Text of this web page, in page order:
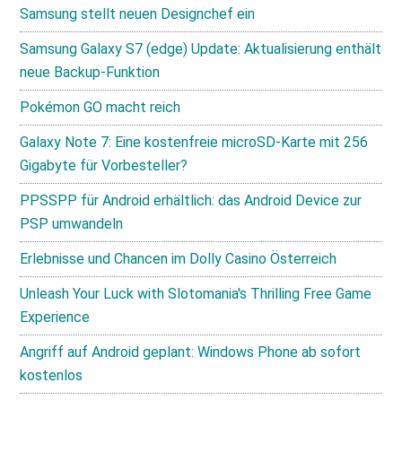
Samsung stellt neuen Designchef ein
Samsung Galaxy S7 (edge) Update: Aktualisierung enthält
neue Backup-Funktion
Pokémon GO macht reich
Galaxy Note 7: Eine kostenfreie microSD-Karte mit 256
Gigabyte für Vorbesteller?
PPSSPP für Android erhältlich: das Android Device zur
PSP umwandeln
Erlebnisse und Chancen im Dolly Casino Österreich
Unleash Your Luck with Slotomania's Thrilling Free Game
Experience
Angriff auf Android geplant: Windows Phone ab sofort
kostenlos